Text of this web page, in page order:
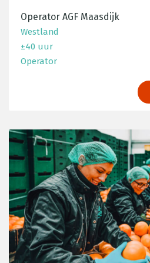
Operator AGF Maasdijk
Westland
±40 uur
Operator